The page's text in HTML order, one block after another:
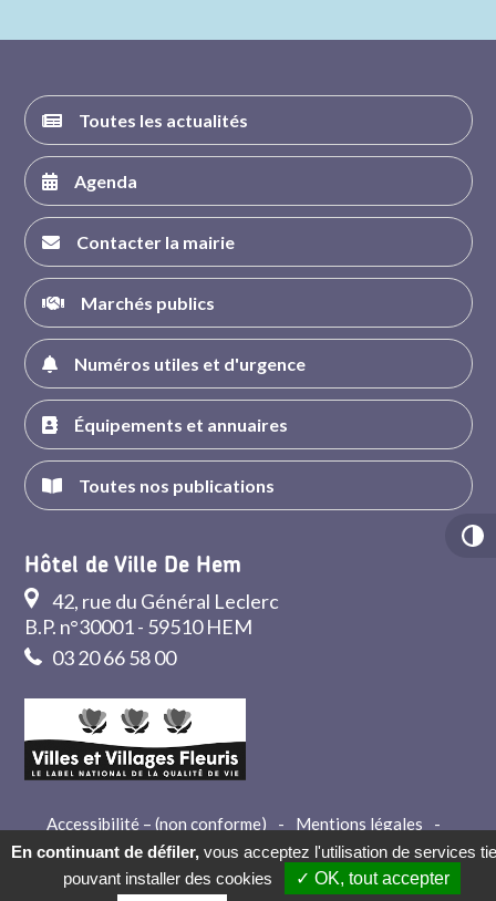
Toutes les actualités
Agenda
Contacter la mairie
Marchés publics
Numéros utiles et d'urgence
Équipements et annuaires
Toutes nos publications
Hôtel de Ville De Hem
42, rue du Général Leclerc
B.P. n°30001 - 59510 HEM
03 20 66 58 00
Accessibilité – (non conforme) - Mentions légales
-
Crédits
- Contact
En continuant de défiler, vous acceptez l'utilisation de services
pouvant installer des cookies
✓ OK, tout accepter